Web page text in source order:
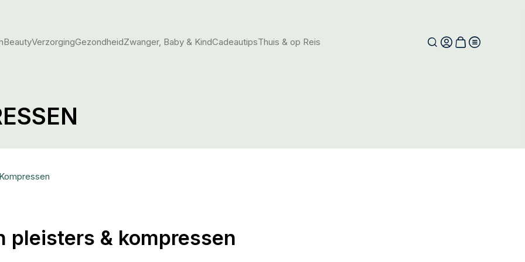
BeautyVerzorgingGezondheidZwanger, Baby & KindCadeautipsThuis & op Reis
pleisters & kompressen